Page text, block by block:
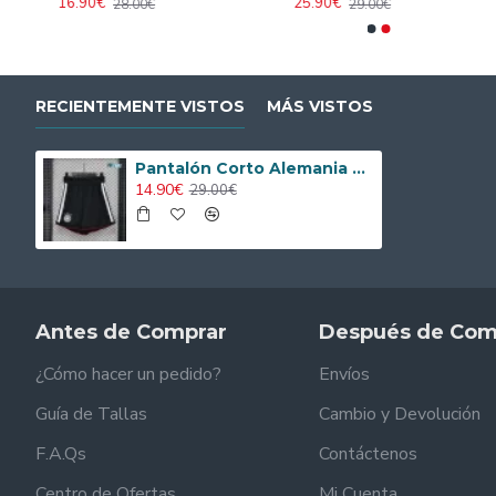
28.00€ 29.00€
RECIENTEMENTE VISTOS MÁS VISTOS
Pantalón Corto Alemania Local Mundial 2026 Negro (EDICIÓN JUGADOR)
14.90€ 29.00€
Antes de Comprar
¿Cómo hacer un pedido?
Guía de Tallas
F.A.Qs
Después de
Envíos
Cambio y Devolución
Contáctenos